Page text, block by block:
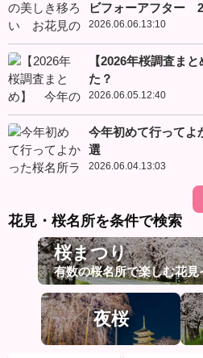
ビフォーアフター
2026.06.06.13:10
【2026年桜調査ま
た？
2026.06.05.12:40
今年初めて行ってよ
選
2026.06.04.13:03
花見・桜名所を条件で検索
桜まつり
有数の桜名所で楽しむ花見
夜桜